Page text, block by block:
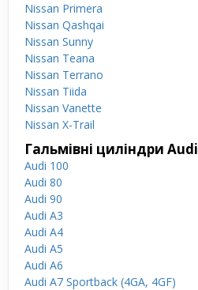
Nissan Primera
Nissan Qashqai
Nissan Sunny
Nissan Teana
Nissan Terrano
Nissan Tiida
Nissan Vanette
Nissan X-Trail
Гальмівні циліндри Audi
Audi 100
Audi 80
Audi 90
Audi A3
Audi A4
Audi A5
Audi A6
Audi A7 Sportback (4GA, 4GF)